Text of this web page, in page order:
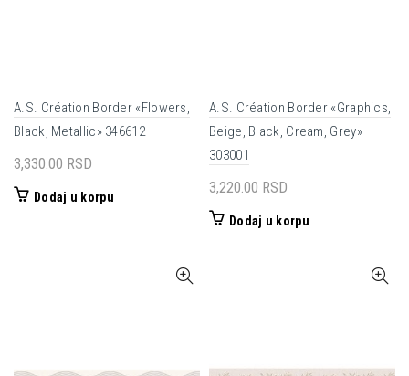
A.S. Création Border «Flowers,
Black, Metallic» 346612
3,330.00 RSD
Dodaj u korpu
A.S. Création Border «Graphics,
Beige, Black, Cream, Grey»
303001
3,220.00 RSD
Dodaj u korpu